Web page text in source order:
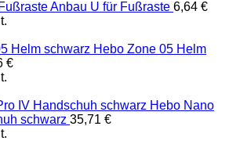
Anbau U für Fußraste 6,64 €
Hebo Zone 05 Helm
€
Hebo Nano
schwarz 35,71 €